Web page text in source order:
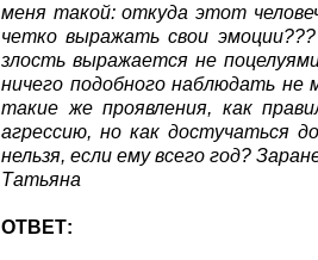
меня такой: откуда этот
четко выражать свои
злость выражается не
ничего подобного наблюдать
такие же проявления, как
агрессию, но как достучаться
нельзя, если ему всего год?
Татьяна
ОТВЕТ: